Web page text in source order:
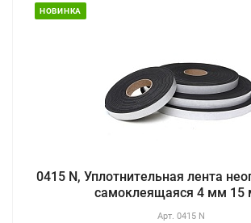
НОВИНКА
0415 N, Уплотнительная лента
самоклеящаяся 4 мм 15
Арт. 0415 N